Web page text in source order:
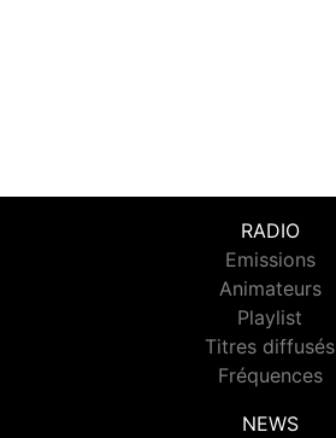
RADIO
Emissions
Animateurs
Playlist
Titres diffusés
Fréquences
NEWS